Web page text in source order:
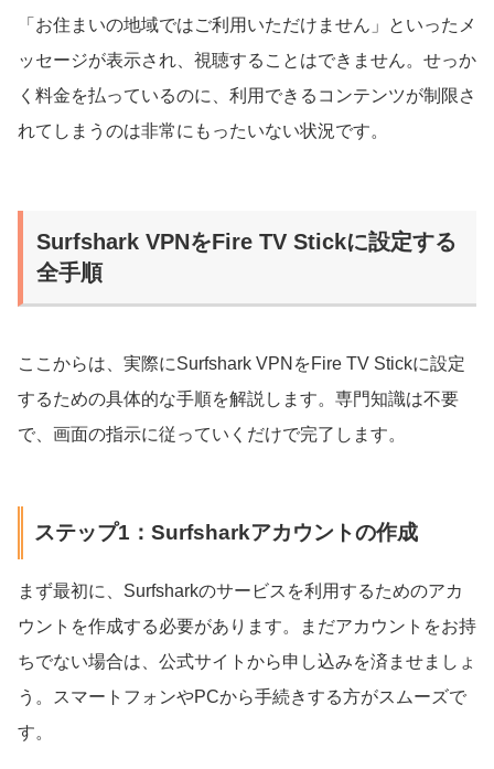
「お住まいの地域ではご利用いただけません」といったメ
ッセージが表示され、視聴することはできません。せっか
く料金を払っているのに、利用できるコンテンツが制限さ
れてしまうのは非常にもったいない状況です。
Surfshark VPNをFire TV Stickに設定する
全手順
ここからは、実際にSurfshark VPNをFire TV Stickに設定
するための具体的な手順を解説します。専門知識は不要
で、画面の指示に従っていくだけで完了します。
ステップ1：Surfsharkアカウントの作成
まず最初に、Surfsharkのサービスを利用するためのアカ
ウントを作成する必要があります。まだアカウントをお持
ちでない場合は、公式サイトから申し込みを済ませましょ
う。スマートフォンやPCから手続きする方がスムーズで
す。